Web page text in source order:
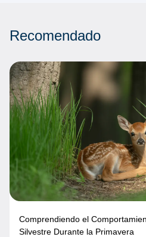
Recomendado
Comprendiendo el
Silvestre Durante la Primavera